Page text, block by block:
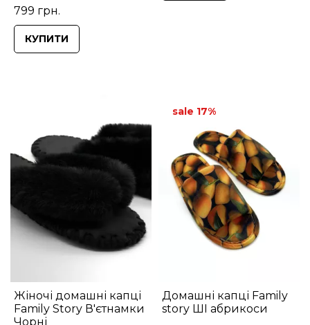
799 грн.
КУПИТИ
Жіночі домашні капці
Family Story В'єтнамки
Чорні
Домашні капці Family
story ШІ абрикоси
sale 17%